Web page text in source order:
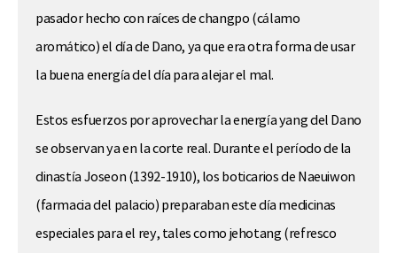
pasador hecho con raíces de changpo (cálamo
aromático) el día de Dano, ya que era otra forma de usar
la buena energía del día para alejar el mal.
Estos esfuerzos por aprovechar la energía yang del Dano
se observan ya en la corte real. Durante el período de la
dinastía Joseon (1392-1910), los boticarios de Naeuiwon
(farmacia del palacio) preparaban este día medicinas
especiales para el rey, tales como jehotang (refresco